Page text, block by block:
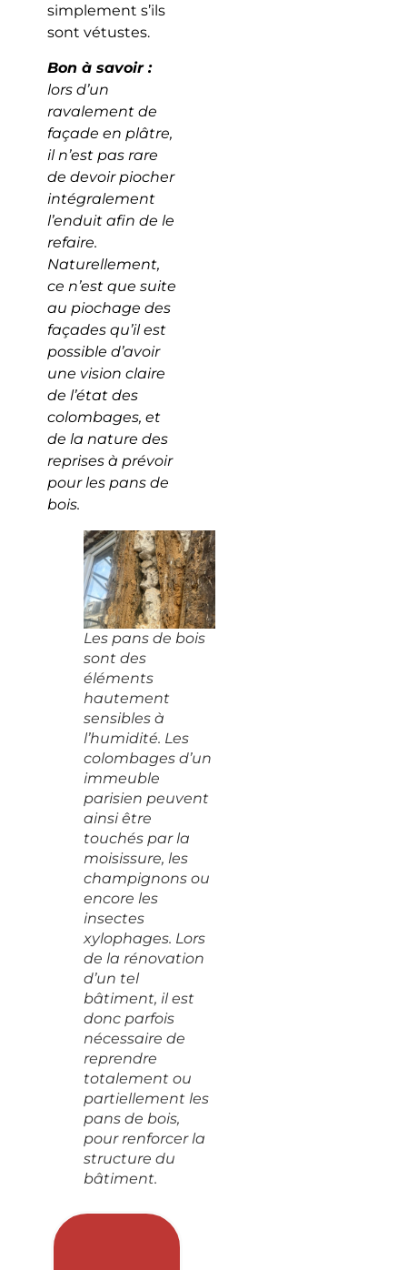
simplement s’ils
sont vétustes.
Bon à savoir :
lors d’un
ravalement de
façade en plâtre,
il n’est pas rare
de devoir piocher
intégralement
l’enduit afin de le
refaire.
Naturellement,
ce n’est que suite
au piochage des
façades qu’il est
possible d’avoir
une vision claire
de l’état des
colombages, et
de la nature des
reprises à prévoir
pour les pans de
bois.
Les pans de bois
sont des
éléments
hautement
sensibles à
l’humidité. Les
colombages d’un
immeuble
parisien peuvent
ainsi être
touchés par la
moisissure, les
champignons ou
encore les
insectes
xylophages. Lors
de la rénovation
d’un tel
bâtiment, il est
donc parfois
nécessaire de
reprendre
totalement ou
partiellement les
pans de bois,
pour renforcer la
structure du
bâtiment.